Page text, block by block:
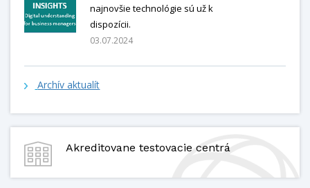
najnovšie technológie sú už k
dispozícii.
03.07.2024
Archív aktualít
Akreditovane testovacie centrá